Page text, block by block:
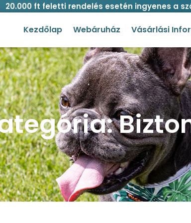
20.000 ft feletti rendelés esetén ingyenes a
Kezdőlap Webáruház Vásárlási